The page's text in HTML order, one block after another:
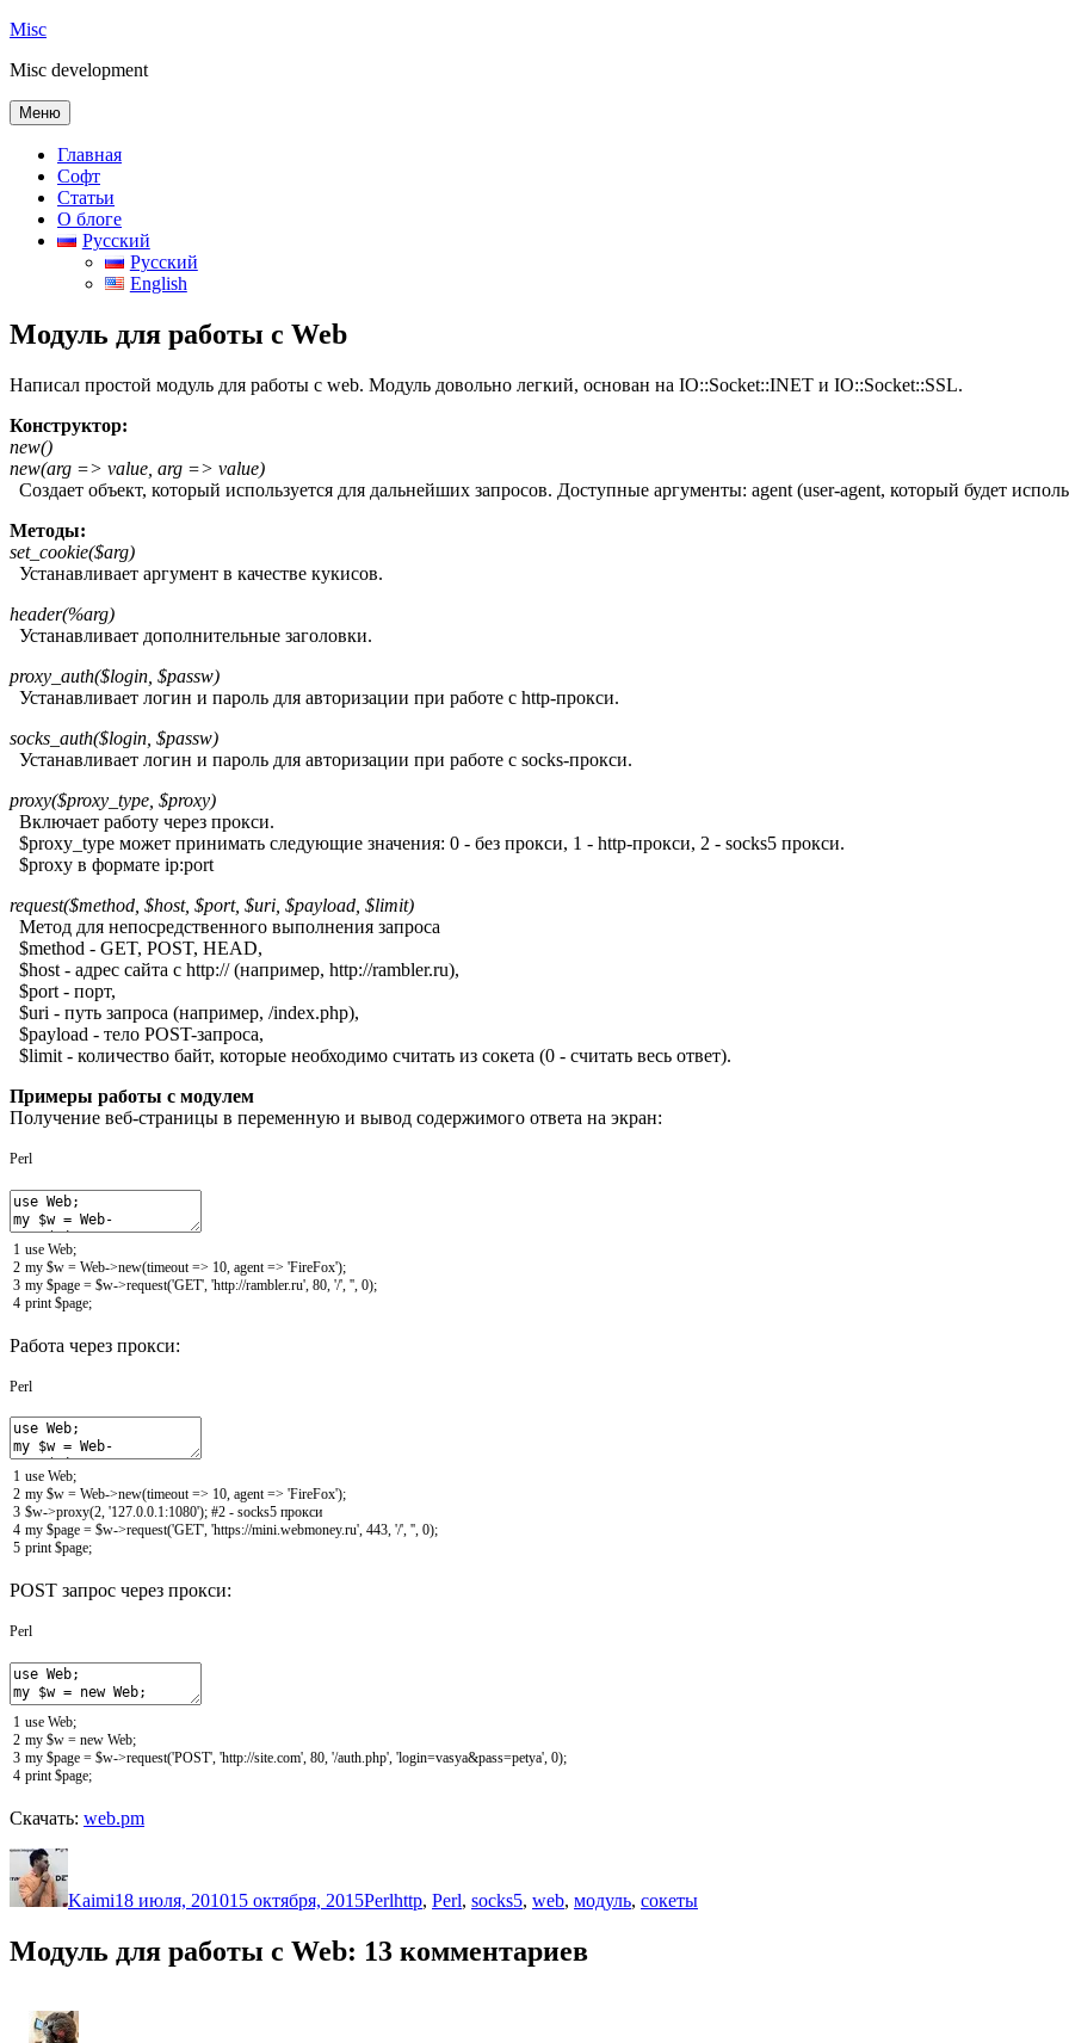
Перейти
содержимому
Misc
Misc development
Меню
Главная
Софт
Статьи
О блоге
Русский
Русский
English
Модуль для работы с Web
Написал простой модуль для работы с web. Модуль довольно легкий, основан на IO::Socket::INET и IO::Socket::SSL.
Конструктор:
new()
new(arg => value, arg => value)
Создает объект, который используется для дальнейших запросов. Доступные аргументы: agent (user-agent, который будет
Методы:
set_cookie($arg)
Устанавливает аргумент в качестве кукисов.
header(%arg)
Устанавливает дополнительные заголовки.
proxy_auth($login, $passw)
Устанавливает логин и пароль для авторизации при работе с http-прокси.
socks_auth($login, $passw)
Устанавливает логин и пароль для авторизации при работе с socks-прокси.
proxy($proxy_type, $proxy)
Включает работу через прокси.
$proxy_type может принимать следующие значения: 0 - без прокси, 1 - http-прокси, 2 - socks5 прокси.
$proxy в формате ip:port
request($method, $host, $port, $uri, $payload, $limit)
Метод для непосредственного выполнения запроса
$method - GET, POST, HEAD,
$host - адрес сайта с http:// (например, http://rambler.ru),
$port - порт,
$uri - путь запроса (например, /index.php),
$payload - тело POST-запроса,
$limit - количество байт, которые необходимо считать из сокета (0 - считать весь ответ).
Примеры работы с модулем
Получение веб-страницы в переменную и вывод содержимого ответа на экран:
Perl
1
2
3
4
use Web;
my $w = Web->new(timeout => 10 agent => 'FireFox');
my $page = $w->request('GET' 'http://rambler.ru' 80 '/' '' 0);
print $page;
Работа через прокси:
Perl
1
2
3
4
5
use Web;
my $w = Web->new(timeout => 10, agent => 'FireFox');
$w->proxy(2, '127.0.0.1:1080'); #2 - socks5 прокси
my $page = $w->request('GET', 'https://mini.webmoney.ru', 443, '/', '', 0);
print $page;
POST запрос через прокси:
Perl
1
2
3
4
use Web;
my $w = new Web;
my $page = $w->request('POST', 'http://site.com', 80, '/auth.php', 'login=vasya&pass=petya', 0);
print $page;
Скачать: web.pm
Автор
Kaimi18 июля, 201015 октября, 2015Perlhttp, Perl, socks5, web, модуль, сокеты
Модуль для работы с Web: 13 комментариев